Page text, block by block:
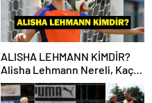
ALISHA LEHMANN KİMDİR?
Alisha Lehmann Nereli, Kaç
Yaşında, Hangi Takımda
Oynuyor?